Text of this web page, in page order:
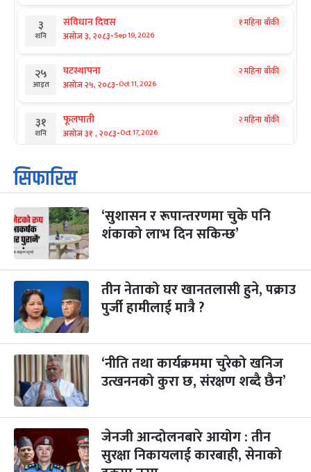
३
शनि
संविधान दिवस
असोज ३, २०८३-Sep 19, 2026
१ महिना बाँकी
२५
आइत
घटस्थापना
असोज २५, २०८३-Oct 11, 2026
२ महिना बाँकी
३१
शनि
फूलपाती
असोज ३१ , २०८३-Oct 17, 2026
२ महिना बाँकी
१
आइत
कार्तिक सङ्क्रान्ति
कार्तिक १, २०८३
३
मंगल
महानवमी
कार्तिक ३, २०८३-Oct 20, 2026
२ महिना बाँकी
४
बुध कार्तिक ४, २०८३ Oct 21, 2026
५
बिहि
पापा‌ङ्कुशा एकादशी व्रत
कार्तिक ५, २०८३
२२
आइत
कुकुर तिहार
कार्तिक २२, २०८३-Nov 8, 2026
३ महिना बाँकी
२३
सोम
गाई पूजा
कार्तिक २३, २०८३
२४ गोरुपुजा ३ महिना बाँकी
सिफारिस
‘सुशासन र रूपान्तरणमा चुके पनि
शंकाको लाभ दिन सकिन्छ’
तीन नेताको घर खानतलासी हुने, पक्राउ
पुर्जी हामीलाई मात्रै ?
‘नीति तथा कार्यक्रममा चुरेको खनिज
उत्खननको कुरा छ, संरक्षण शब्दै छैन’
जेनजी आन्दोलनबारे आयोग : तीन
सुरक्षा निकायलाई कारबाही, सेनाको